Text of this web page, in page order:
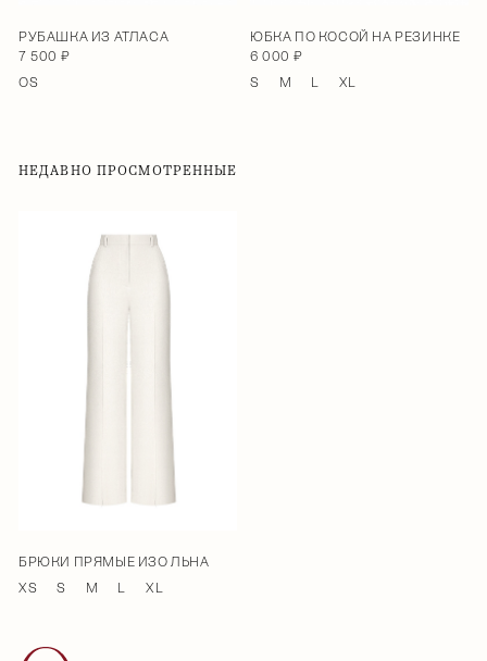
РУБАШКА ИЗ АТЛАСА
7 500 ₽
OS
ЮБКА ПО КОСОЙ НА РЕЗИНКЕ
6 000 ₽
S
M L XL
НЕДАВНО ПРОСМОТРЕННЫЕ
БРЮКИ ПРЯМЫЕ ИЗО ЛЬНА
XS
S M L XL